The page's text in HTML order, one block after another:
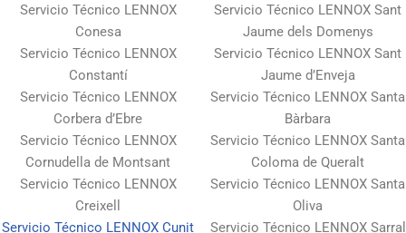
Servicio Técnico LENNOX
Conesa
Servicio Técnico LENNOX
Constantí
Servicio Técnico LENNOX
Corbera d’Ebre
Servicio Técnico LENNOX
Cornudella de Montsant
Servicio Técnico LENNOX
Creixell
Servicio Técnico LENNOX Cunit
Servicio Técnico LENNOX Sant
Jaume dels Domenys
Servicio Técnico LENNOX Sant
Jaume d’Enveja
Servicio Técnico LENNOX Santa
Bàrbara
Servicio Técnico LENNOX Santa
Coloma de Queralt
Servicio Técnico LENNOX Santa
Oliva
Servicio Técnico LENNOX Sarral